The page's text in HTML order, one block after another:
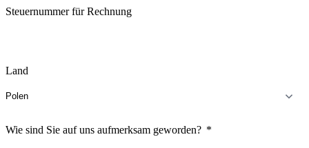
Steuernummer für Rechnung
Land
Wie sind Sie auf uns aufmerksam geworden?